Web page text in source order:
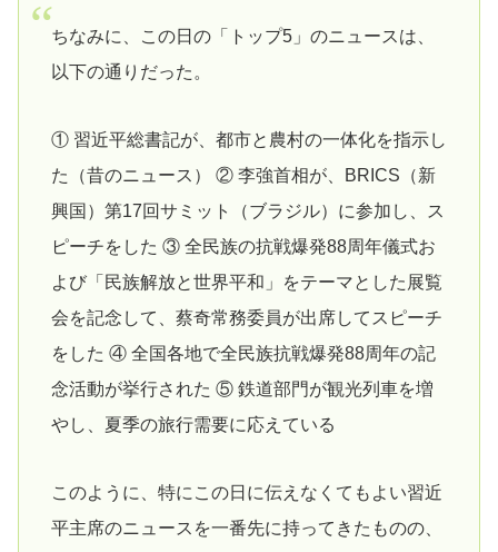
ちなみに、この日の「トップ5」のニュースは、
以下の通りだった。
① 習近平総書記が、都市と農村の一体化を指示し
た（昔のニュース） ② 李強首相が、BRICS（新
興国）第17回サミット（ブラジル）に参加し、ス
ピーチをした ③ 全民族の抗戦爆発88周年儀式お
よび「民族解放と世界平和」をテーマとした展覧
会を記念して、蔡奇常務委員が出席してスピーチ
をした ④ 全国各地で全民族抗戦爆発88周年の記
念活動が挙行された ⑤ 鉄道部門が観光列車を増
やし、夏季の旅行需要に応えている
このように、特にこの日に伝えなくてもよい習近
平主席のニュースを一番先に持ってきたものの、